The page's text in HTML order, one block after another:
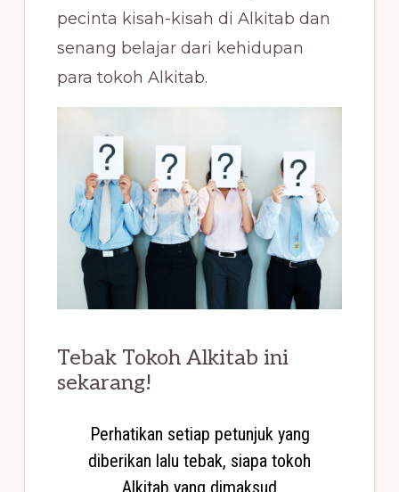
pecinta kisah-kisah di Alkitab dan
senang belajar dari kehidupan
para tokoh Alkitab.
Tebak Tokoh Alkitab ini
sekarang!